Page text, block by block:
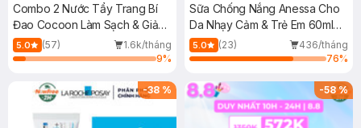
Combo 2 Nước Tẩy Trang Bí
Đao Cocoon Làm Sạch & Giảm
Dầu 500ml
5.0 (57)
1.6k/tháng
9%
Sữa Chống Nắng Anessa Cho
Da Nhạy Cảm & Trẻ Em 60ml
(Mới)
5.0 (23)
436/tháng
76%
-38 % -58%